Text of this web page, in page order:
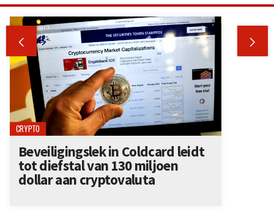
 
CRYPTO
Beveiligingslek in Coldcard leidt
tot diefstal van 130 miljoen
dollar aan cryptovaluta